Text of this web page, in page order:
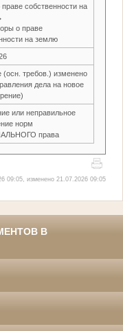
собственности на
о праве
на землю
(осн. требов.) изменено
дела на новое
или неправильное
норм
права
09:05, изменено 21.07.2026 09:05
В